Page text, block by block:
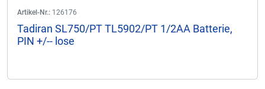
Artikel-Nr.: 126176
Tadiran SL750/PT TL5902/PT 1/2AA Batterie,
PIN +/-- lose